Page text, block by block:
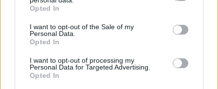
Opted In
I want to opt-out of the Sale of my
Personal Data.
Opted In
I want to opt-out of processing my
Personal Data for Targeted Advertising.
Opted In